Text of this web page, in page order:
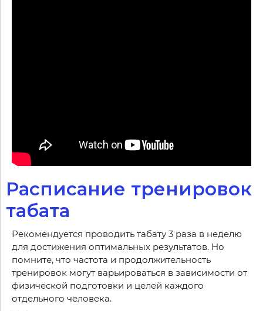
Расписание тренировок
табата
Рекомендуется проводить табату 3 раза в неделю
для достижения оптимальных результатов. Но
помните, что частота и продолжительность
тренировок могут варьироваться в зависимости от
физической подготовки и целей каждого
отдельного человека.